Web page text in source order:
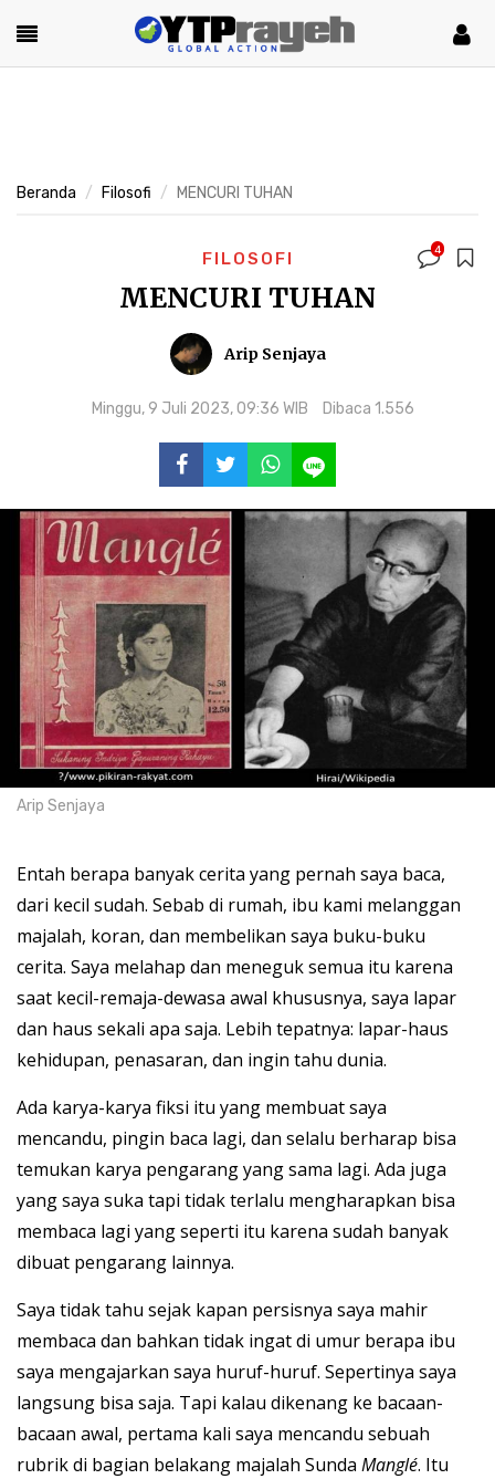
Beranda Filosofi MENCURI TUHAN
FILOSOFI 4
MENCURI TUHAN
Arip Senjaya
Minggu, 9 Juli 2023, 09:36 WIB Dibaca 1.556
Arip Senjaya
Entah berapa banyak cerita yang pernah saya baca,
dari kecil sudah. Sebab di rumah, ibu kami melanggan
majalah, koran, dan membelikan saya buku-buku
cerita. Saya melahap dan meneguk semua itu karena
saat kecil-remaja-dewasa awal khususnya, saya lapar
dan haus sekali apa saja. Lebih tepatnya: lapar-haus
kehidupan, penasaran, dan ingin tahu dunia.
Ada karya-karya fiksi itu yang membuat saya
mencandu, pingin baca lagi, dan selalu berharap bisa
temukan karya pengarang yang sama lagi. Ada juga
yang saya suka tapi tidak terlalu mengharapkan bisa
membaca lagi yang seperti itu karena sudah banyak
dibuat pengarang lainnya.
Saya tidak tahu sejak kapan persisnya saya mahir
membaca dan bahkan tidak ingat di umur berapa ibu
saya mengajarkan saya huruf-huruf. Sepertinya saya
langsung bisa saja. Tapi kalau dikenang ke bacaan-
bacaan awal, pertama kali saya mencandu sebuah
rubrik di bagian belakang majalah Sunda Manglé. Itu